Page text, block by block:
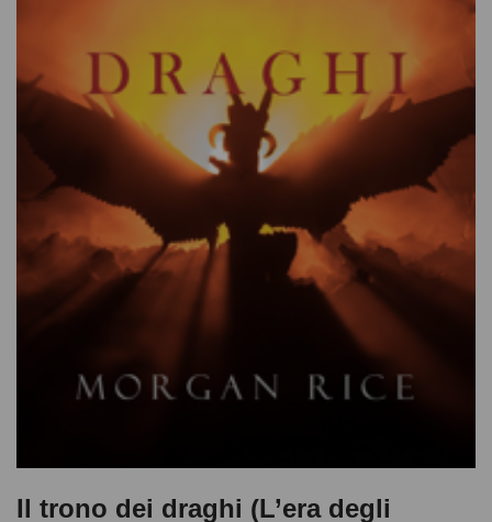
Il trono dei draghi (L’era degli